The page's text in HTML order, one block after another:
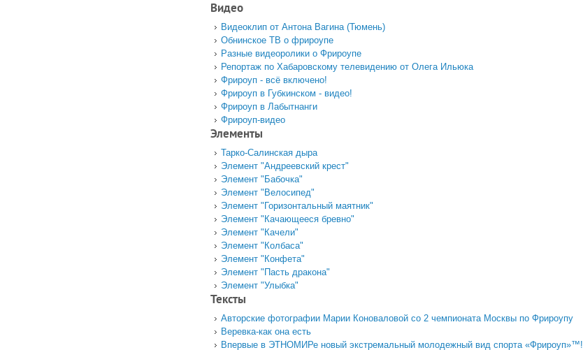
Видео
Видеоклип от Антона Вагина (Тюмень)
Обнинское ТВ о фрироупе
Разные видеоролики о Фрироупе
Репортаж по Хабаровскому телевидению от Олега Ильюка
Фрироуп - всё включено!
Фрироуп в Губкинском - видео!
Фрироуп в Лабытнанги
Фрироуп-видео
Элементы
Тарко-Салинская дыра
Элемент "Андреевский крест"
Элемент "Бабочка"
Элемент "Велосипед"
Элемент "Горизонтальный маятник"
Элемент "Качающееся бревно"
Элемент "Качели"
Элемент "Колбаса"
Элемент "Конфета"
Элемент "Пасть дракона"
Элемент "Улыбка"
Тексты
Авторские фотографии Марии Коноваловой со 2 чемпионата Москвы по Фрироупу
Веревка-как она есть
Впервые в ЭТНОМИРе новый экстремальный молодежный вид спорта «Фрироуп»™!